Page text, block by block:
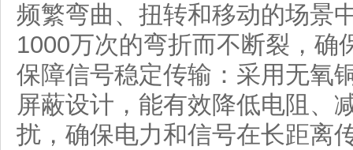
频繁弯曲、扭转和移动的场景
1000万次的弯折而不断裂，确
保障信号稳定传输：采用无氧
屏蔽设计，能有效降低电阻、
扰，确保电力和信号在长距离